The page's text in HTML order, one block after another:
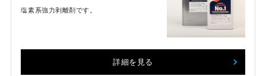
塩素系強力剥離剤です。
詳細を見る